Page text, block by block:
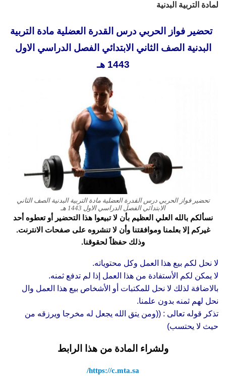
لمادة التربية البدنية
تحضير فواز الحربي درس القدرة العضلية مادة التربية
البدنية الصف الثاني الابتدائي الفصل الدراسي الاول
1443 هـ
تحضير فواز الحربي درس القدرة العضلية مادة التربية البدنية الصف الثاني
الابتدائي الفصل الدراسي الاول 1443 هـ
نسألكم بالله العلي العظيم بأن لا تبيعوا هذا التحضير أو تعطوه أحد
غيركم إلا بعلمنا وموافقتنا وأن لا تنشروه على صفحات الانترنت.
وذلك حفظاً لحقوقنا.
لا نحل لكم بيع هذا العمل وكل محتوياته.
لا يمكن لكم الأستفادة من هذا العمل إذا لم تدفع ثمنه.
بالاضافة لذلك لا نحل للمكتبات أو الأشخاص بيع هذا العمل وال
نحل لهم ثمنه بدون علمنا.
تذكر قوله تعالى : ((ومن يتق الله يجعل له مخرجا ويرزقه من
حيث لا يحتسب)
ولشراء المادة من هذا الرابط
https://c.mta.sa/